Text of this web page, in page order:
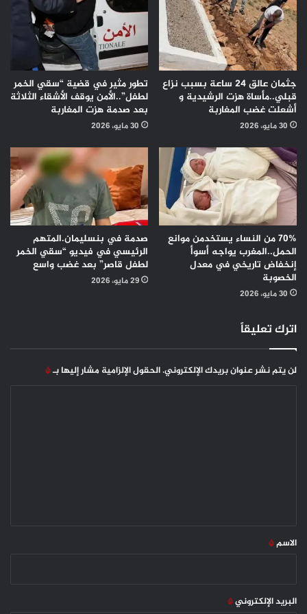
جثمان عالق 24 ساعة بسبب نزاع
قبلي..مأساة هزت الرشيدية و
أشعلت غضب المغاربة
30 مايو، 2026
تطور مثير في قضية “سقي الخمر
لطفل”..الأمن يوقف الأشقاء الثلاثة
بعد صدمة هزت المغاربة
30 مايو، 2026
70% من النساء يستخدمن موانع
الحمل..المغرب يواجه أسوأ
إنخفاض تاريخي في معدل
الخصوبة
30 مايو، 2026
صدمة في بنسليمان.المتهم
الرئيسي في فيديو “سقي الخمر
لطفل قاصر” بعد غضب واسع
29 مايو، 2026
اترك تعليقاً
لن يتم نشر عنوان بريدك الإلكتروني.الحقول الإلزامية مشار إليها بـ*
*
الاسم*
البريد الإلكتروني*